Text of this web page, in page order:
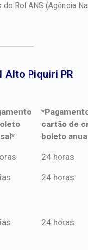
do Rol ANS(Agência
Alto Piquiri PR​
cartão de
boleto
*Pagamento
boleto anual*
24 horas
24 horas
24 horas